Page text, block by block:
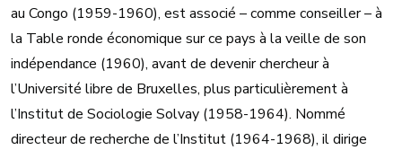
au Congo (1959-1960), est associé – comme conseiller – à
la Table ronde économique sur ce pays à la veille de son
indépendance (1960), avant de devenir chercheur à
l’Université libre de Bruxelles, plus particulièrement à
l’Institut de Sociologie Solvay (1958-1964). Nommé
directeur de recherche de l’Institut (1964-1968), il dirige